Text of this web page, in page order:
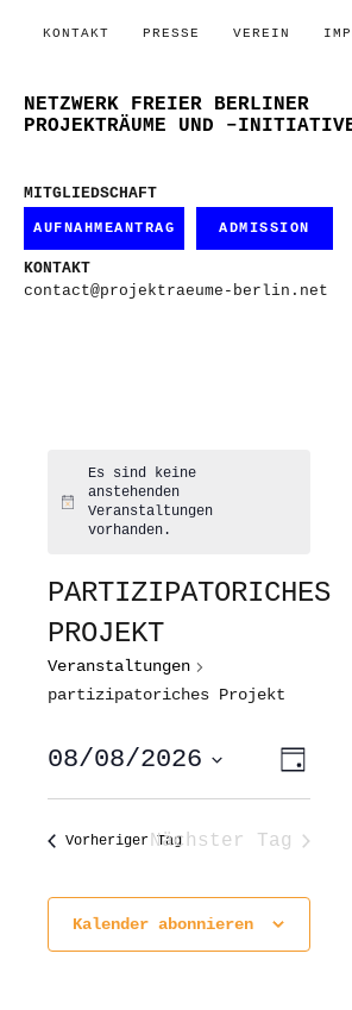
KONTAKT PRESSE VEREIN
NETZWERK FREIER BERLINER
PROJEKTRÄUME UND
MITGLIEDSCHAFT
AUFNAHMEANTRAG ADMISSION
KONTAKT
contact@projektraeume-berlin.net
Hinweis
Es sind keine
anstehenden
Veranstaltungen
vorhanden.
PARTIZIPATORICHES
PROJEKT
Veranstaltungen
partizipatoriches Projekt
Tag
08/08/2026
wählen.
Vorheriger TagNächster Tag
Kalender abonnieren